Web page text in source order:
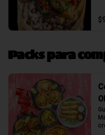
Packs para